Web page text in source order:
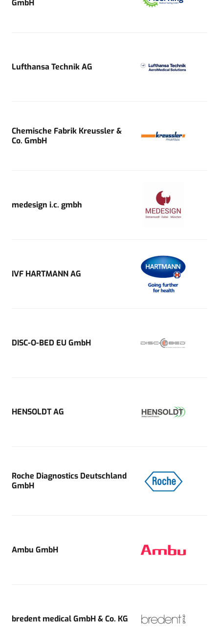
GmbH
Lufthansa Technik AG
Chemische Fabrik Kreussler &
Co. GmbH
medesign i.c. gmbh
IVF HARTMANN AG
DISC-O-BED EU GmbH
HENSOLDT AG
Roche Diagnostics Deutschland
GmbH
Ambu GmbH
bredent medical GmbH & Co. KG